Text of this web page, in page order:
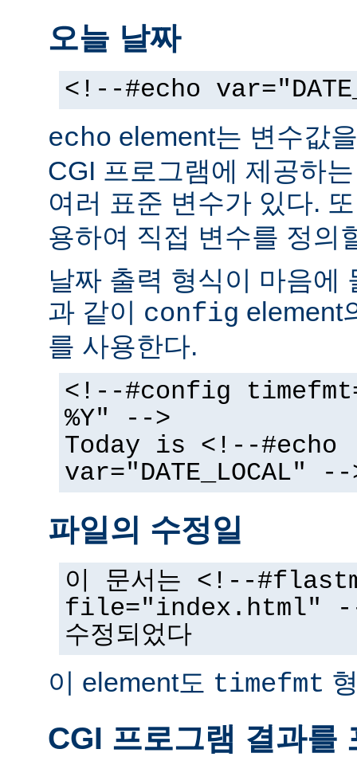
오늘 날짜
<!--#echo
echo element는 변수값
CGI 프로그램에 제공하
여러 표준 변수가 있다.
용하여 직접 변수를 정의
날짜 출력 형식이 마음에
과 같이 config element
를 사용한다.
<!--#config
%Y" -->
Today is <!--#echo
var="DATE_LOCAL" --
파일의 수정일
이 문서는 <!--
file="index.html" --
수정되었다
이 element도 timefmt
CGI 프로그램 결과를